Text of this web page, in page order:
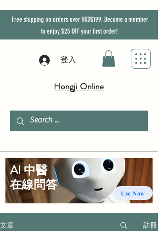
Free shipping on orders over HKD$199. Become a member
to enjoy$25 OFFyour first order!
登入
Hongji Online
文章 註冊
Use Now
AI 中醫
​在線問答